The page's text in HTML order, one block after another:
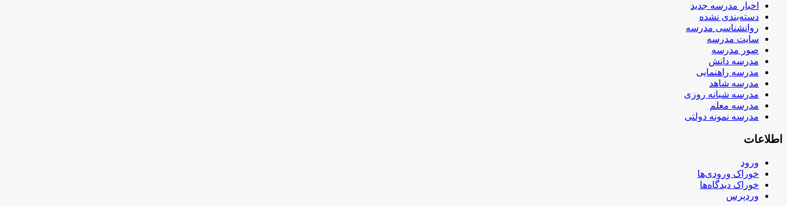
اخبار مدرسه جدید
دسته‌بندی نشده
روانشناسی مدرسه
سایت مدرسه
صور مدرسه
مدرسه دانش
مدرسه راهنمایی
مدرسه شاهد
مدرسه شبانه روزی
مدرسه معلم
مدرسه نمونه دولتی
اطلاعات
ورود
خوراک ورودی‌ها
خوراک دیدگاه‌ها
وردپرس